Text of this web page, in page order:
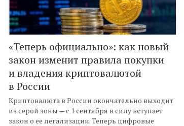
«Теперь официально»: как новый
закон изменит правила покупки
и владения криптовалютой
в России
Криптовалюта в России окончательно выходит
из серой зоны — с 1 сентября в силу вступает
закон о ее легализации. Теперь цифровые